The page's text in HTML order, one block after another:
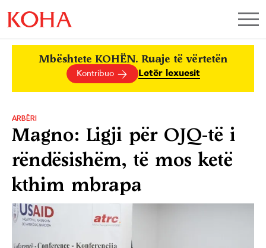
Mbështete KOHËN. Ruaje të vërtetën
Kontribuo Letër lexuesit
ARBËRI
Magno: Ligji për OJQ-të i
rëndësishëm, të mos ketë
kthim mbrapa